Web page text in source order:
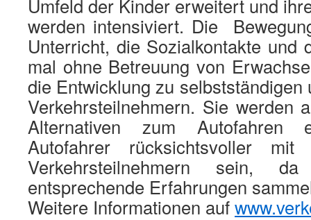
Umfeld der Kinder erweitert und
werden intensiviert. Die
Unterricht, die Sozialkontakte und
mal ohne Betreuung von
die Entwicklung zu selbstständigen
Verkehrsteilnehmern. Sie werden
Alternativen zum Autofahren
Autofahrer rücksichtsvoller mit
Verkehrsteilnehmern sein,
entsprechende Erfahrungen
Weitere Informationen auf